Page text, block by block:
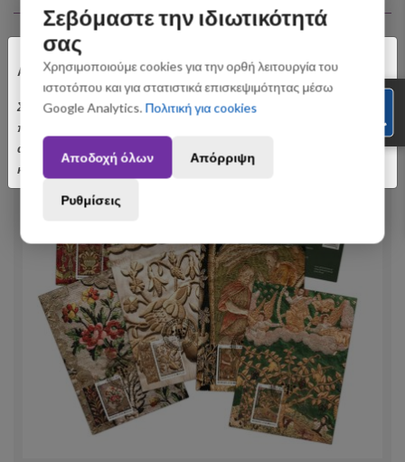
Αγαπητοί Πελάτες
Σας ενημερώνουμε ότι οι παραγγελίες που θα
πραγματοποιηθούν από 3 έως 31 Αυγούστου ενδέχεται να
αποσταλούν με σχετική καθυστέρηση. Ευχαριστούμε για την
κατανόηση.
Σχετικά Προϊόντα
Σεβόμαστε την ιδιωτικότητά
σας
Χρησιμοποιούμε cookies για την ορθή λειτουργία του
ιστοτόπου και για στατιστικά επισκεψιμότητας μέσω
Google Analytics. Πολιτική για cookies
Αποδοχή όλων Απόρριψη
Ρυθμίσεις